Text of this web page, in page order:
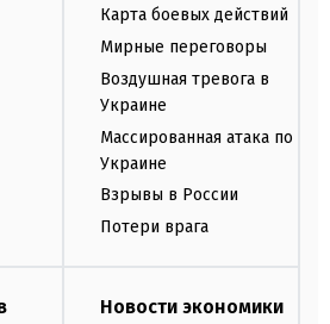
Карта боевых действий
Мирные переговоры
Воздушная тревога в
Украине
Массированная атака по
Украине
Взрывы в России
Потери врага
Новости экономики